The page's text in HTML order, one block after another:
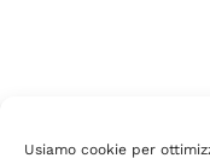
Usiamo cookie per